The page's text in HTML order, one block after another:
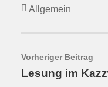
Allgemein
Vorheriger Beitrag
Lesung im